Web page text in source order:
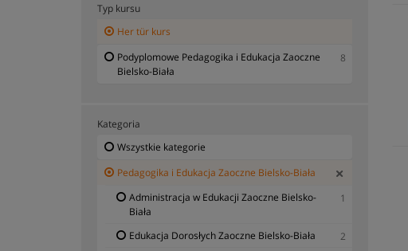
Typ kursu
Her tür kurs
Podyplomowe Pedagogika i Edukacja Zaoczne
Bielsko-Biała
8
Kategoria
Wszystkie kategorie
Pedagogika i Edukacja Zaoczne Bielsko-Biała
Administracja w Edukacji Zaoczne Bielsko-
Biała
1
Edukacja Dorosłych Zaoczne Bielsko-Biała
2